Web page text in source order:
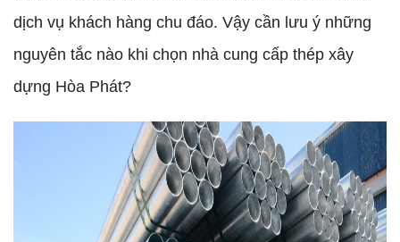
dịch vụ khách hàng chu đáo. Vậy cần lưu ý những
nguyên tắc nào khi chọn nhà cung cấp thép xây
dựng Hòa Phát?